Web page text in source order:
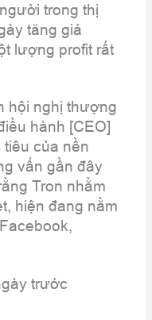
trong thị
tăng giá
lượng profit rất
hội nghị thượng
hành [CEO]
của nền
vấn gần đây
Tron nhằm
hiện đang nằm
trước